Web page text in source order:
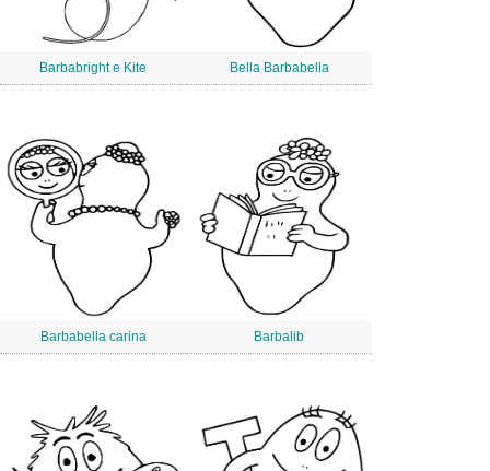
Barbabright e Kite Bella Barbabella
Barbabella carina Barbalib